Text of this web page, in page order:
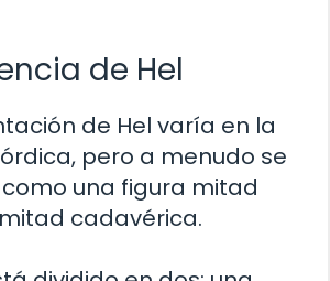
de Hel
de Hel varía en la
pero a menudo se
una figura mitad
cadavérica.